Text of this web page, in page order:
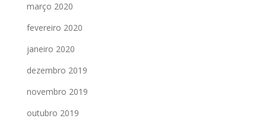
março 2020
fevereiro 2020
janeiro 2020
dezembro 2019
novembro 2019
outubro 2019